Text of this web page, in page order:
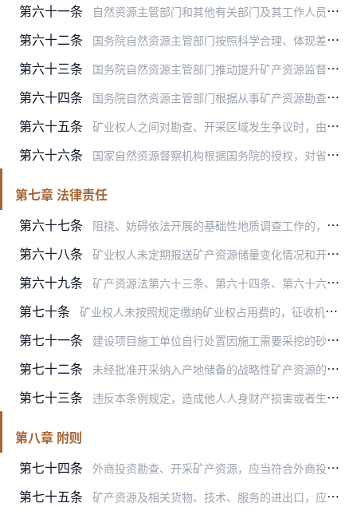
第六十一条 自然资源主管部门和其他有关部门及其工作人员对监督管理过程中知悉的国家秘密、工作秘密、商业秘密、个人隐私和个人信息依法负有保密义务。
第六十二条 国务院自然资源主管部门按照科学合理、体现差异、简便易行的原则，建立矿产资源开发利用水平评估指标体系，并加强对评估指标运用的指导。
第六十三条 国务院自然资源主管部门推动提升矿产资源监督管理信息化水平，通过全国矿产资源监督管理信息系统开展监管和服务，并与国务院有关部门加强信息共享。
第六十四条 国务院自然资源主管部门根据从事矿产资源勘查单位的规模、技术能力、人才装备、信用状况等，对其实行备案和分级分类监管，引导矿产资源勘查市场规模化发展，提升专业化水平…
第六十五条 矿业权人之间对勘查、开采区域发生争议时，由当事人协商解决。当事人协商不成的，由矿产资源所在地县级以上地方人民政府根据依法核定的勘查、开采区域处理；跨行政区域的勘…
第六十六条 国家自然资源督察机构根据国务院的授权，对省、自治区、直辖市人民政府矿产资源开发利用和监督管理情况进行督察。
第七章 法律责任
第六十七条
阻挠、妨碍依法开展的基础性地质调查工作的，由县级以上人民政府自然资源主管部门责令改正，给予警告或者通报批评；拒不改正的，对单位处2万元以上10万元以下的罚款，对…
第六十八条 矿业权人未定期报送矿产资源储量变化情况和开发利用情况，或者在矿山闭坑后未报送闭坑地质报告的，由县级以上人民政府自然资源主管部门责令改正，处2万元以上10万元以下…
第六十九条 矿产资源法第六十三条、第六十四条、第六十六条、第六十七条、第六十八条规定的违法行为所涉矿产资源属于战略性矿产资源的，应当从重处罚。
第七十条 矿业权人未按照规定缴纳矿业权占用费的，征收机关可以责令限期缴纳，逾期不缴纳的，可以处应缴矿业权占用费3倍以下的罚款。
第七十一条 建设项目施工单位自行处置因施工需要采挖的砂、石、黏土的，由县级以上人民政府自然资源主管部门责令改正，处自行处置的矿产品市场价值3倍以上5倍以下的罚款；自行处置的…
第七十二条 未经批准开采纳入产地储备的战略性矿产资源的，依照矿产资源法第六十四条的规定从重处罚。
第七十三条 违反本条例规定，造成他人人身财产损害或者生态环境损害的，依法承担民事责任；构成违反治安管理行为的，依法给予治安管理处罚；构成犯罪的，依法追究刑事责任。
第八章 附则
第七十四条
外商投资勘查、开采矿产资源，应当符合外商投资准入负面清单的规定。
第七十五条 矿产资源及相关货物、技术、服务的进出口，应当遵守有关对外贸易、进出口管理法律、行政法规的规定；属于出口管制物项的，还应当遵守出口管制法律、行政法规的规定。